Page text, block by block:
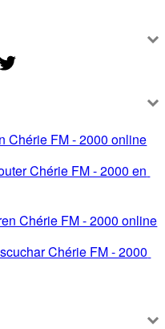
Chérie FM - 2000 online
Chérie FM - 2000 en
Chérie FM - 2000 online
Chérie FM - 2000